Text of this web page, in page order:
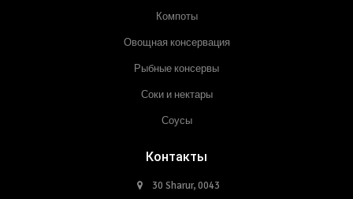
Компоты
Овощная консервация
Рыбные консервы
Соки и нектары
Соусы
Контакты
30 Sharur, 0043